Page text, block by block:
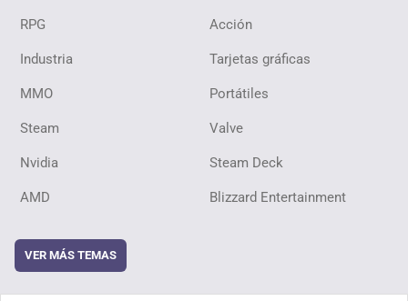
RPG Acción
Industria Tarjetas gráficas
MMO Portátiles
Steam Valve
Nvidia Steam Deck
AMD Blizzard Entertainment
VER MÁS TEMAS